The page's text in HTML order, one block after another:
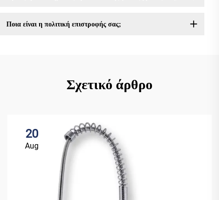
Ποια είναι η πολιτική επιστροφής σας;
Σχετικό άρθρο
20
Aug